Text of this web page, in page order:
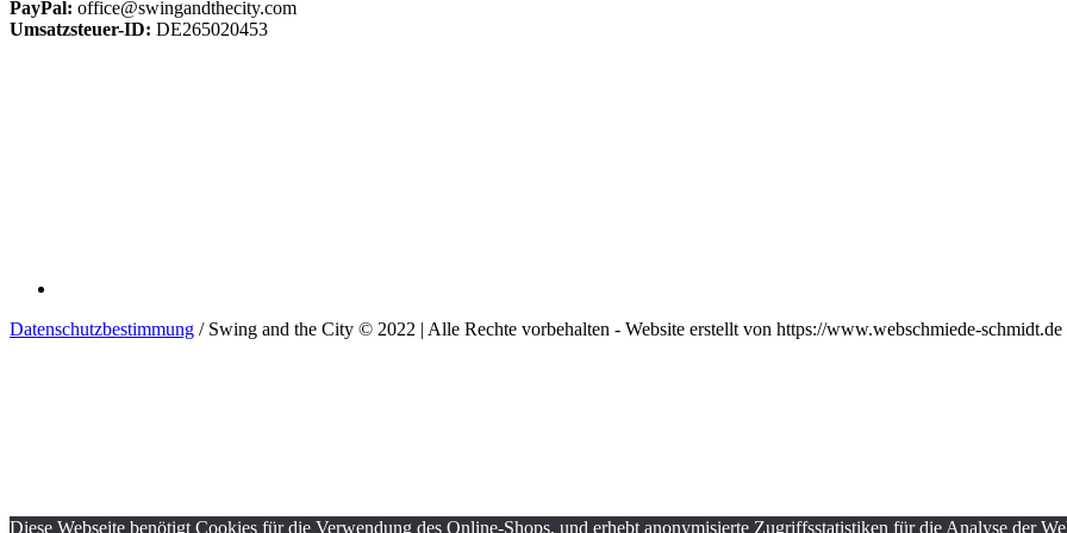
PayPal: office@swingandthecity.com
Umsatzsteuer-ID: DE265020453
Datenschutzbestimmung / Swing and the City © 2022 | Alle Rechte vorbehalten - Website erstellt von https://www.webschmiede-schmidt.de
Diese Webseite benötigt Cookies für die Verwendung des Online-Shops, und erhebt anonymisierte Zugriffsstatistiken für die Analyse der